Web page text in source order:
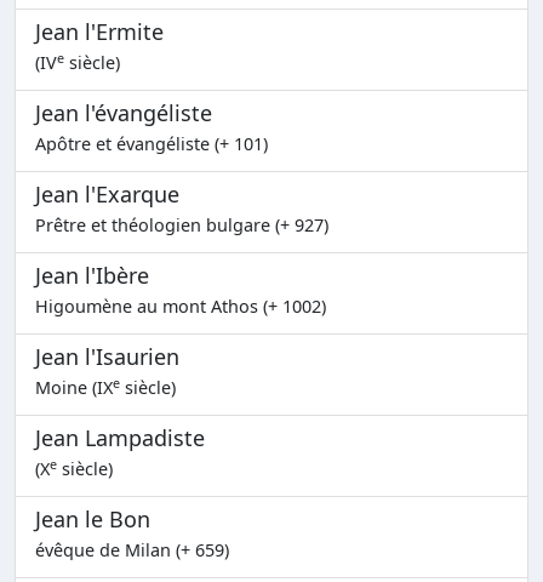
Jean l'Ermite
(IVe siècle)
Jean l'évangéliste
Apôtre et évangéliste (+ 101)
Jean l'Exarque
Prêtre et théologien bulgare (+ 927)
Jean l'Ibère
Higoumène au mont Athos (+ 1002)
Jean l'Isaurien
Moine (IXe siècle)
Jean Lampadiste
(Xe siècle)
Jean le Bon
évêque de Milan (+ 659)